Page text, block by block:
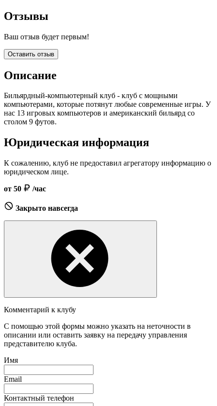
Отзывы
Ваш отзыв будет первым!
Оставить отзыв
Описание
Бильярдный-компьютерный клуб - клуб с мощными
компьютерами, которые потянут любые современные игры. У
нас 13 игровых компьютеров и американский бильярд со
столом 9 футов.
Юридическая информация
К сожалению, клуб не предоставил агрегатору информацию о
юридическом лице.
от 50 /час
Закрыто навсегда
Комментарий к клубу
С помощью этой формы можно указать на неточности в
описании или оставить заявку на передачу управления
представителю клуба.
Имя
Email
Контактный телефон